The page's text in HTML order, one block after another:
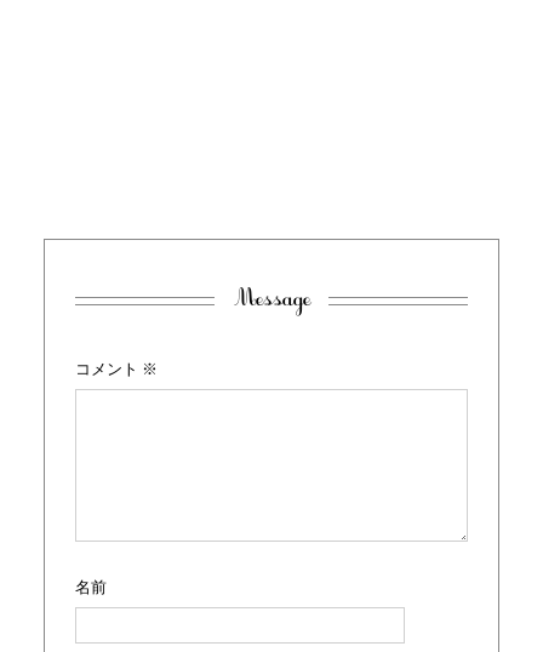
Message
コメント ※
名前